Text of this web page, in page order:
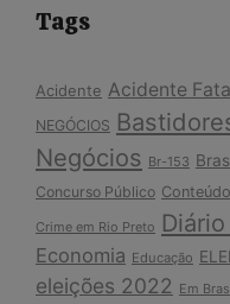
Tags
Acidente Acidente
NEGÓCIOS
Negócios Br-153
Concurso Público
Crime em Rio Preto
Economia Educação
eleições 2022 Em